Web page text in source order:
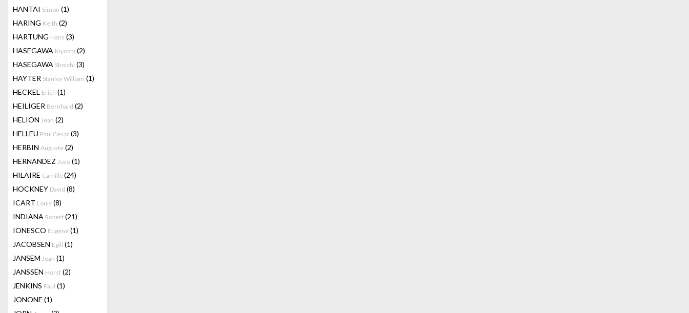
HANTAI Simon (1)
HARING Keith (2)
HARTUNG Hans (3)
HASEGAWA Kiyoshi (2)
HASEGAWA Shoichi (3)
HAYTER Stanley William (1)
HECKEL Erich (1)
HEILIGER Bernhard (2)
HELION Jean (2)
HELLEU Paul Cesar (3)
HERBIN Auguste (2)
HERNANDEZ Jose (1)
HILAIRE Camille(24)
HOCKNEY David (8)
ICART Louis (8)
INDIANA Robert (21)
IONESCO Eugene (1)
JACOBSEN Egill (1)
JANSEM Jean (1)
JANSSEN Horst (2)
JENKINS Paul (1)
JONONE (1)